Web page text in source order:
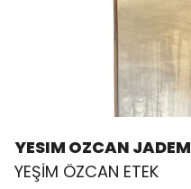
YESIM OZCAN JADEM
YEŞİM ÖZCAN ETEK